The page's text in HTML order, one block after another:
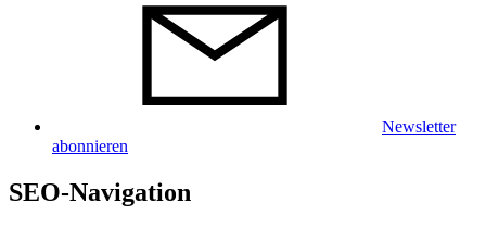
Newsletter
abonnieren
SEO-Navigation